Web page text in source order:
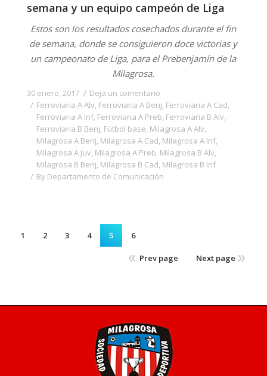
semana y un equipo campeón de Liga
Estos son los resultados cosechados durante el fin
de semana, donde se consiguieron doce victorias y
un campeonato de Liga, para el Prebenjamín de la
Milagrosa.
30 enero, 2017
Deja un comentario
Ferroviaria A Alv, Ferroviaria A Benj, Ferroviaria A Cad,
Ferroviaria A Inf, Ferroviaria A Preb, Ferroviaria B Alv,
Ferroviaria B Benj, Fútbol base, Milagrosa A Alv,
Milagrosa A Benj, Milagrosa A Cad, Milagrosa A Inf,
Milagrosa A Juv, Milagrosa A Preb, Milagrosa B Alv,
Milagrosa B Benj, Milagrosa B Cad, Milagrosa B Inf
By Departamento de Comunicación
1 2 3 4 5 6
Prev page Next page